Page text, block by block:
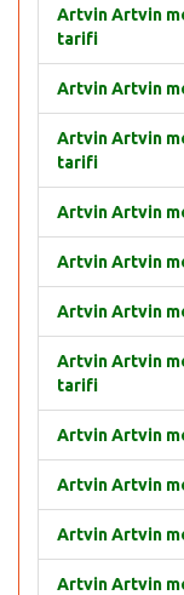
Artvin Artvin
tarifi
Artvin Artvin
Artvin Artvin
tarifi
Artvin Artvin
Artvin Artvin
Artvin Artvin
Artvin Artvin
tarifi
Artvin Artvin
Artvin Artvin
Artvin Artvin
Artvin Artvin